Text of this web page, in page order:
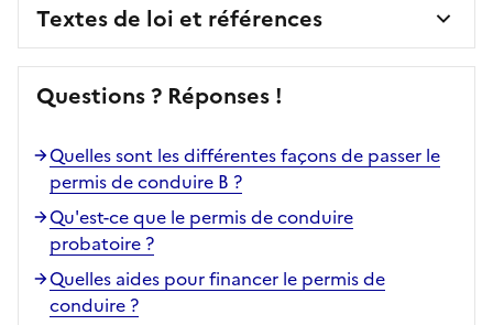
Textes de loi et références
Questions ? Réponses !
Quelles sont les différentes façons de passer le
permis de conduire B ?
Qu'est-ce que le permis de conduire
probatoire ?
Quelles aides pour financer le permis de
conduire ?